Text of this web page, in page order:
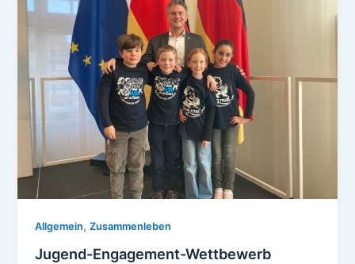
Allgemein,Zusammenleben
Jugend-Engagement-Wettbewerb